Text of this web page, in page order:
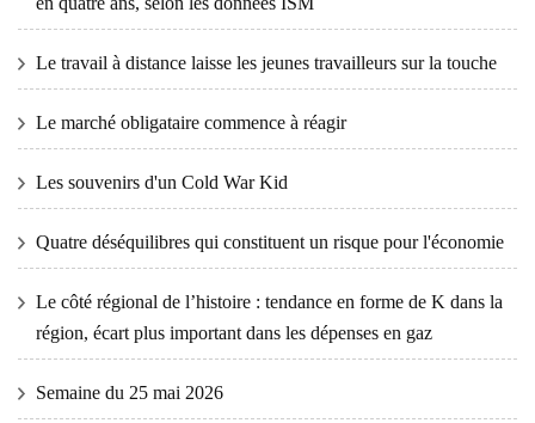
Le travail à distance laisse les jeunes travailleurs sur la touche
Le marché obligataire commence à réagir
Les souvenirs d'un Cold War Kid
Quatre déséquilibres qui constituent un risque pour l'économie
Le côté régional de l’histoire : tendance en forme de K dans la
région, écart plus important dans les dépenses en gaz
Semaine du 25 mai 2026